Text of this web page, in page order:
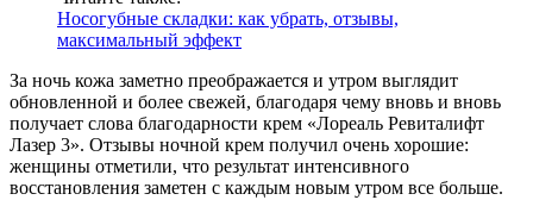
Носогубные складки: как убрать, отзывы,
максимальный эффект
За ночь кожа заметно преображается и утром выглядит
обновленной и более свежей, благодаря чему вновь и вновь
получает слова благодарности крем «Лореаль Ревиталифт
Лазер 3». Отзывы ночной крем получил очень хорошие:
женщины отметили, что результат интенсивного
восстановления заметен с каждым новым утром все больше.